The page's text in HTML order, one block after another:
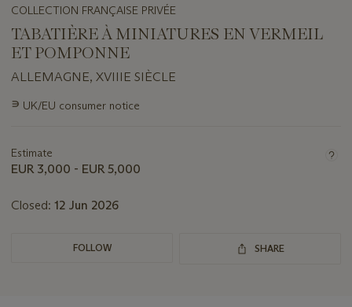
COLLECTION FRANÇAISE PRIVÉE
TABATIÈRE À MINIATURES EN VERMEIL
ET POMPONNE
ALLEMAGNE, XVIIIE SIÈCLE
Important
lot
∍ UK/EU consumer notice
Estimate
EUR 3,000 - EUR 5,000
Closed: 12 Jun 2026
FOLLOW SHARE